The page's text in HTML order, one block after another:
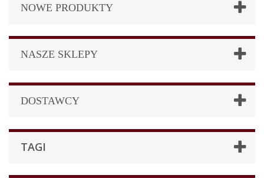
NOWE PRODUKTY
NASZE SKLEPY
DOSTAWCY
TAGI